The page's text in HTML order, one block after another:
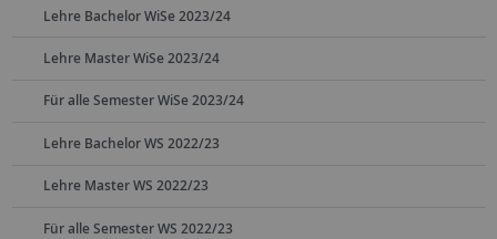
Lehre Bachelor WiSe 2023/24
Lehre Master WiSe 2023/24
Für alle Semester WiSe 2023/24
Lehre Bachelor WS 2022/23
Lehre Master WS 2022/23
Für alle Semester WS 2022/23